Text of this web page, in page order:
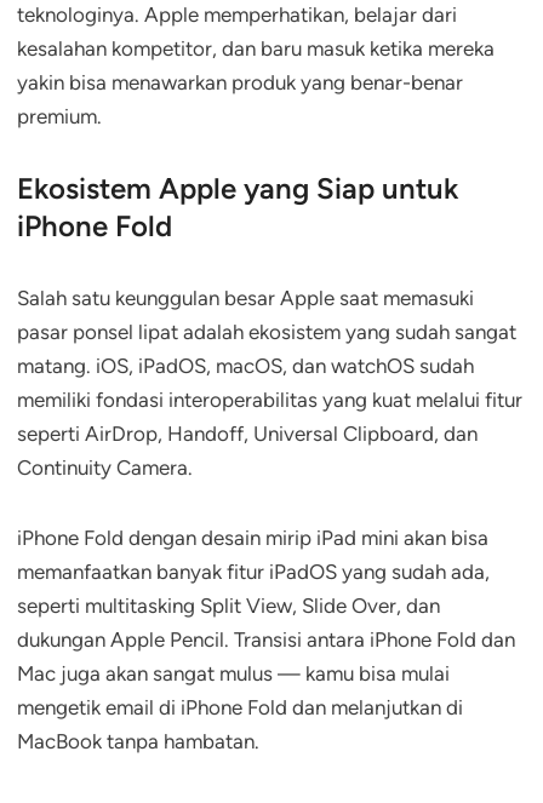
teknologinya. Apple memperhatikan, belajar dari
kesalahan kompetitor, dan baru masuk ketika mereka
yakin bisa menawarkan produk yang benar-benar
premium.
Ekosistem Apple yang Siap untuk
iPhone Fold
Salah satu keunggulan besar Apple saat memasuki
pasar ponsel lipat adalah ekosistem yang sudah sangat
matang. iOS, iPadOS, macOS, dan watchOS sudah
memiliki fondasi interoperabilitas yang kuat melalui fitur
seperti AirDrop, Handoff, Universal Clipboard, dan
Continuity Camera.
iPhone Fold dengan desain mirip iPad mini akan bisa
memanfaatkan banyak fitur iPadOS yang sudah ada,
seperti multitasking Split View, Slide Over, dan
dukungan Apple Pencil. Transisi antara iPhone Fold dan
Mac juga akan sangat mulus — kamu bisa mulai
mengetik email di iPhone Fold dan melanjutkan di
MacBook tanpa hambatan.